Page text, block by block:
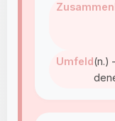
Umfeld(n.)